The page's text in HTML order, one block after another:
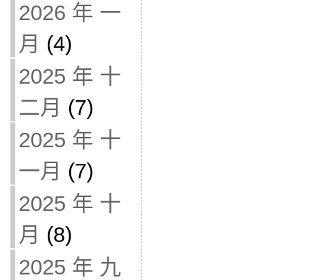
2026 年 一
月 (4)
2025 年 十
二月 (7)
2025 年 十
一月 (7)
2025 年 十
月 (8)
2025 年 九